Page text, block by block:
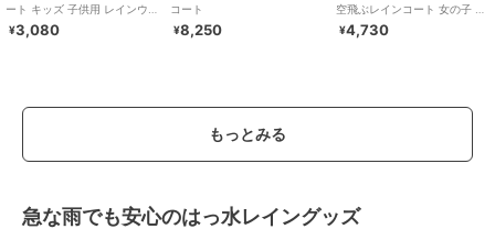
ート キッズ 子供用 レインウェ
ア 子ども 男の子 女の子
¥3,080
コート
¥8,250
空飛ぶレインコート 女の子 男
の子 レインウェア
¥4,730
もっとみる
急な雨でも安心のはっ水レイングッズ